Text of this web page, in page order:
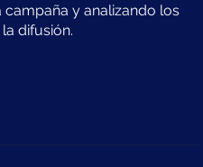
y analizando los
difusión.